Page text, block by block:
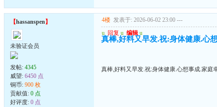
【hassanspen】
未验证会员
发帖: 4345
威望: 6450 点
铜币: 900 枚
贡献值: 0 点
好评度: 0 点
4楼 发表于: 2026-06-02 23:00 ---
u 回复 u 编辑 u
真棒,好料又早发.祝:身体健康.心
真棒,好料又早发.祝:身体健康.心想事成.家庭